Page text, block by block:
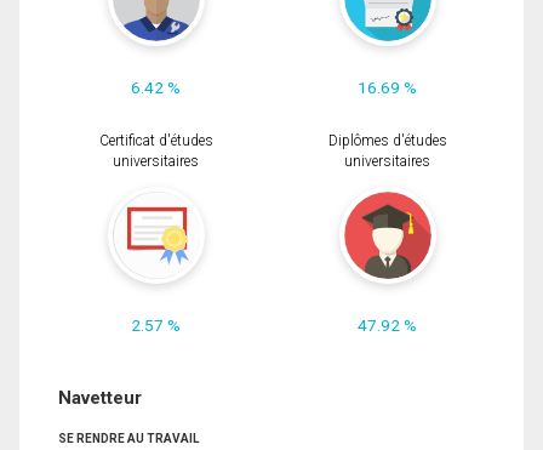
6.42 % 16.69 %
Certificat d'études
universitaires
2.57 %
Diplômes d'études
universitaires
47.92 %
Navetteur
SE RENDRE AU TRAVAIL